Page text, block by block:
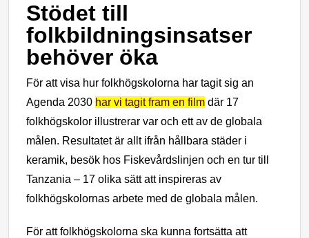
Stödet till
folkbildningsinsatser
behöver öka
För att visa hur folkhögskolorna har tagit sig an
Agenda 2030 har vi tagit fram en film där 17
folkhögskolor illustrerar var och ett av de globala
målen. Resultatet är allt ifrån hållbara städer i
keramik, besök hos Fiskevårdslinjen och en tur till
Tanzania – 17 olika sätt att inspireras av
folkhögskolornas arbete med de globala målen.
För att folkhögskolorna ska kunna fortsätta att